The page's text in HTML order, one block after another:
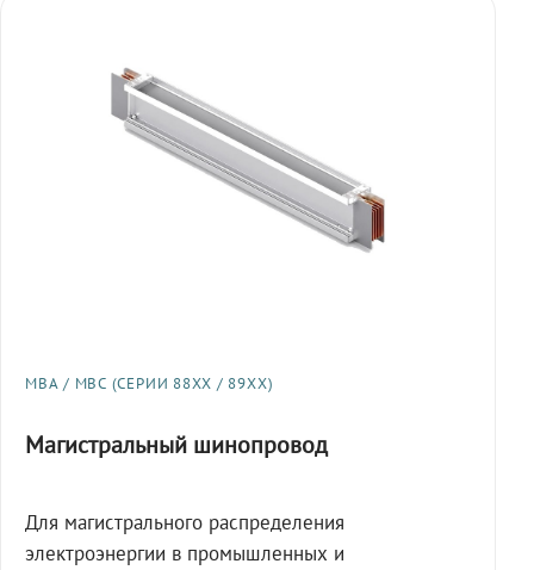
МВА / МВС (СЕРИИ 88XX / 89XX)
Магистральный шинопровод
Для магистрального распределения
электроэнергии в промышленных и